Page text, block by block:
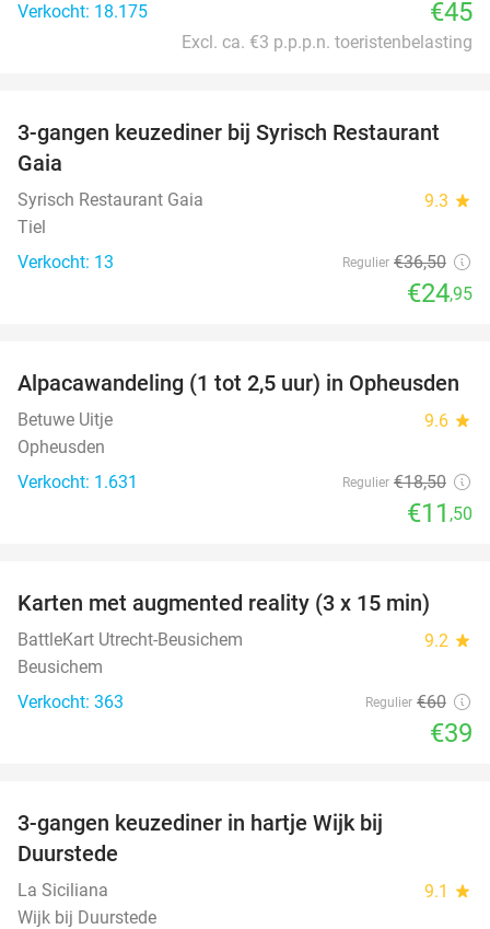
Verkocht: 18.175 €45
Excl. ca. €3 p.p.p.n. toeristenbelasting
32%
3-gangen keuzediner bij Syrisch Restaurant
Gaia
Syrisch Restaurant Gaia 9.3 star
Tiel
Verkocht: 13
Regulier €36,50
€24,95
38%
Alpacawandeling (1 tot 2,5 uur) in Opheusden
Betuwe Uitje 9.6 star
Opheusden
Verkocht: 1.631
Regulier €18,50
€11 ,50
35%
Karten met augmented reality (3 x 15 min)
BattleKart Utrecht-Beusichem 9.2 star
Beusichem
Verkocht: 363
Regulier €60
€39
3-gangen keuzediner in hartje Wijk bij
Duurstede
La Siciliana 9.1 star
Wijk bij Duurstede